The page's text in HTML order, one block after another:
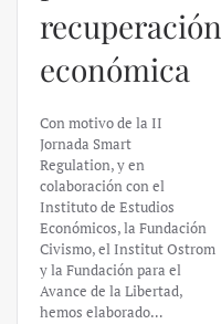
recuperación
económica
Con motivo de la II
Jornada Smart
Regulation, y en
colaboración con el
Instituto de Estudios
Económicos, la Fundación
Civismo, el Institut Ostrom
y la Fundación para el
Avance de la Libertad,
hemos elaborado…